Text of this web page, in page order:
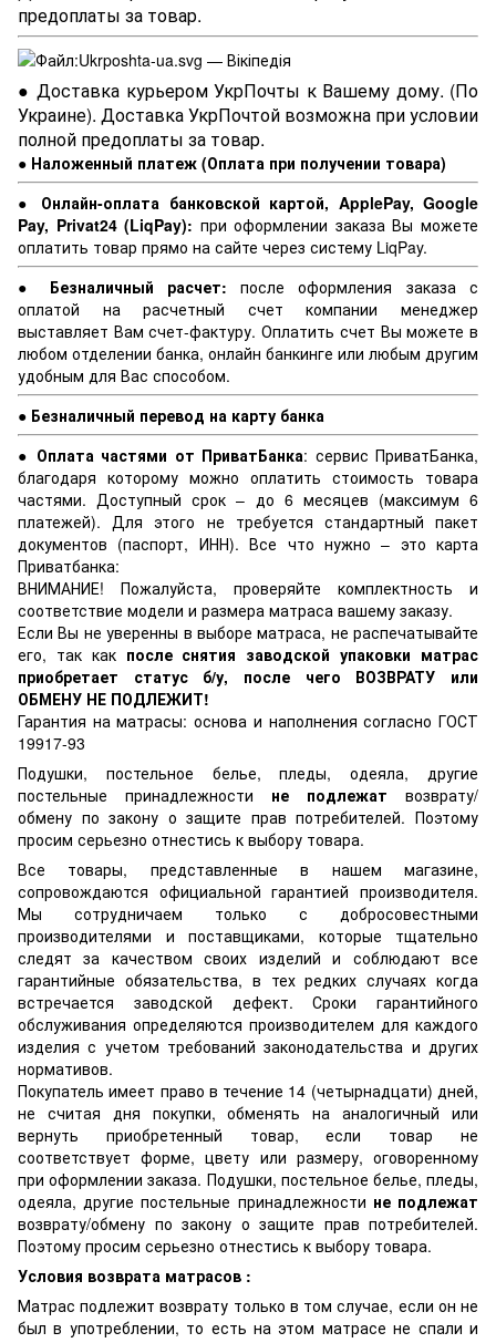
предоплаты за товар.
● Доставка курьером УкрПочты к Вашему дому. (По
Украине). Доставка УкрПочтой возможна при условии
полной предоплаты за товар.
● Наложенный платеж (Оплата при получении товара)
● Онлайн-оплата банковской картой, ApplePay, Google
Pay, Privat24 (LiqPay): при оформлении заказа Вы можете
оплатить товар прямо на сайте через систему LiqPay.
● Безналичный расчет: после оформления заказа с
оплатой на расчетный счет компании менеджер
выставляет Вам счет-фактуру. Оплатить счет Вы можете в
любом отделении банка, онлайн банкинге или любым другим
удобным для Вас способом.
● Безналичный перевод на карту банка
● Оплата частями от ПриватБанка: сервис ПриватБанка,
благодаря которому можно оплатить стоимость товара
частями. Доступный срок – до 6 месяцев (максимум 6
платежей). Для этого не требуется стандартный пакет
документов (паспорт, ИНН). Все что нужно – это карта
Приватбанка:
ВНИМАНИЕ! Пожалуйста, проверяйте комплектность и
соответствие модели и размера матраса вашему заказу.
Если Вы не уверенны в выборе матраса, не распечатывайте
его, так как после снятия заводской упаковки матрас
приобретает статус б/у, после чего ВОЗВРАТУ или
ОБМЕНУ НЕ ПОДЛЕЖИТ!
Гарантия на матрасы: основа и наполнения согласно ГОСТ
19917-93
Подушки, постельное белье, пледы, одеяла, другие
постельные принадлежности не подлежат возврату/
обмену по закону о защите прав потребителей. Поэтому
просим серьезно отнестись к выбору товара.
Все товары, представленные в нашем магазине,
сопровождаются официальной гарантией производителя.
Мы сотрудничаем только с добросовестными
производителями и поставщиками, которые тщательно
следят за качеством своих изделий и соблюдают все
гарантийные обязательства, в тех редких случаях когда
встречается заводской дефект. Сроки гарантийного
обслуживания определяются производителем для каждого
изделия с учетом требований законодательства и других
нормативов.
Покупатель имеет право в течение 14 (четырнадцати) дней,
не считая дня покупки, обменять на аналогичный или
вернуть приобретенный товар, если товар не
соответствует форме, цвету или размеру, оговоренному
при оформлении заказа. Подушки, постельное белье, пледы,
одеяла, другие постельные принадлежности не подлежат
возврату/обмену по закону о защите прав потребителей.
Поэтому просим серьезно отнестись к выбору товара.
Условия возврата матрасов :
Матрас подлежит возврату только в том случае, если он не
был в употреблении, то есть на этом матрасе не спали и